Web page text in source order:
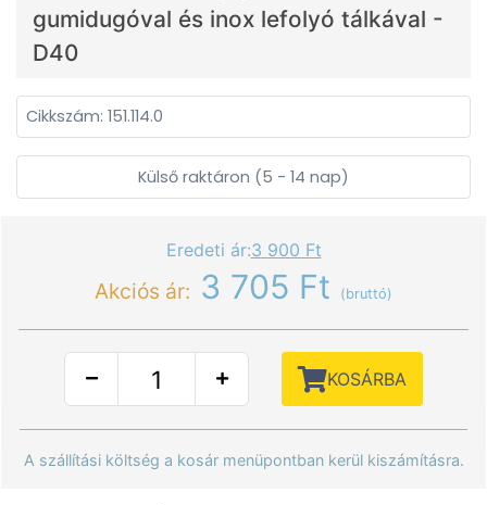
gumidugóval és inox lefolyó tálkával -
D40
Cikkszám: 151.114.0
Külső raktáron (5 - 14 nap)
Eredeti ár:3 900 Ft
Akciós ár: 3 705 Ft (bruttó)
KOSÁRBA
A szállítási költség a kosár menüpontban kerül kiszámításra.